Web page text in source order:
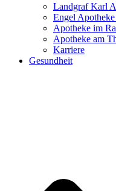
Landgraf Karl
Engel
Apotheke im
Apotheke am
Karriere
Gesundheit